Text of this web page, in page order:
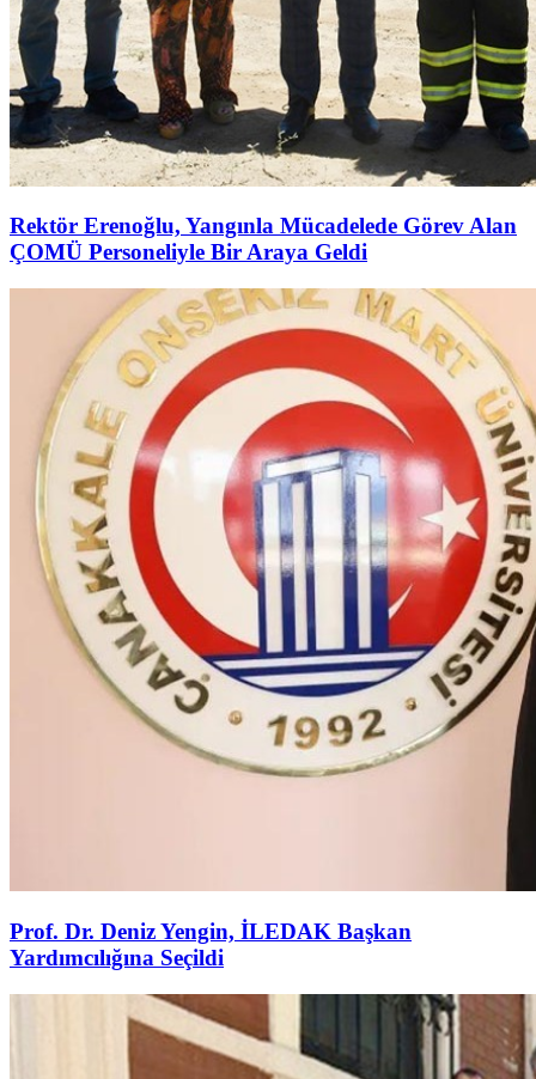
Rektör Erenoğlu, Yangınla Mücadelede Görev Alan
ÇOMÜ Personeliyle Bir Araya Geldi
Prof. Dr. Deniz Yengin, İLEDAK Başkan
Yardımcılığına Seçildi